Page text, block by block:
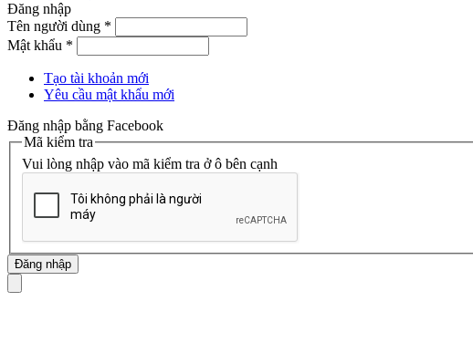
Đăng nhập
Tên người dùng *
Mật khẩu *
Tạo tài khoản mới
Yêu cầu mật khẩu mới
Đăng nhập bằng Facebook
Mã kiểm tra
Vui lòng nhập vào mã kiểm tra ở ô bên cạnh